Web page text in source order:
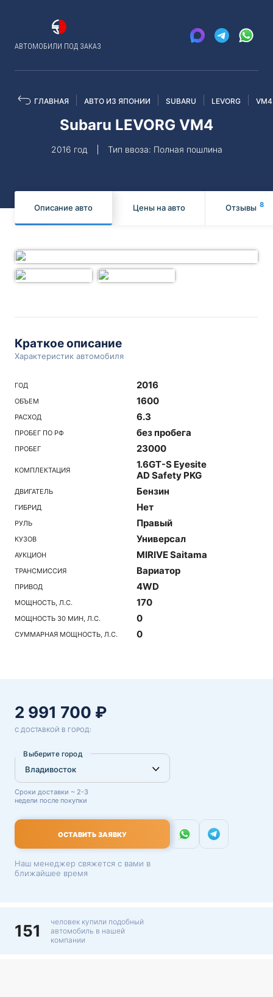
АВТОМОБИЛИ ПОД ЗАКАЗ
ГЛАВНАЯ АВТО ИЗ ЯПОНИИ SUBARU LEVORG VM4
Subaru LEVORG VM4
2016 год Тип ввоза: Полная пошлина
Описание авто Цены на авто Отзывы 8
Краткое описание
Характеристик автомобиля
ГОД 2016
ОБЪЕМ 1600
РАСХОД 6.3
ПРОБЕГ ПО РФ без пробега
ПРОБЕГ 23000
КОМПЛЕКТАЦИЯ
1.6GT-S Eyesite
AD Safety PKG
ДВИГАТЕЛЬ Бензин
ГИБРИД Нет
РУЛЬ Правый
КУЗОВ Универсал
АУКЦИОН MIRIVE Saitama
ТРАНСМИССИЯ Вариатор
ПРИВОД 4WD
МОЩНОСТЬ, Л.С. 170
МОЩНОСТЬ 30 МИН, Л.С. 0
СУММАРНАЯ МОЩНОСТЬ, Л.С. 0
2 991 700 ₽
С ДОСТАВКОЙ В ГОРОД:
Выберите город
Сроки доставки ~ 2-3
недели после покупки
ОСТАВИТЬ ЗАЯВКУ
Наш менеджер свяжется с вами в
ближайшее время
151
человек купили подобный
автомобиль в нашей
компании